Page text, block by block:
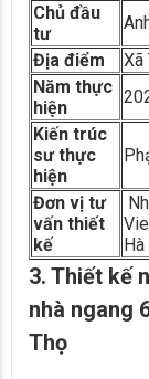
Chủ đầu
tư
Địa điểm
Xã
Năm thực
hiện
Kiến trúc
sư thực
hiện
Đơn vị tư
vấn thiết
kế
3. Thiết kế
nhà ngang
Thọ